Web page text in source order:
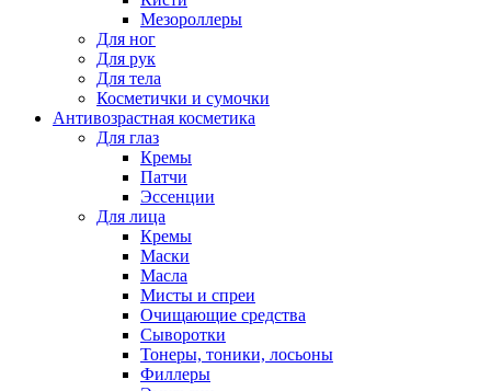
Мезороллеры
Для ног
Для рук
Для тела
Косметички и сумочки
Антивозрастная косметика
Для глаз
Кремы
Патчи
Эссенции
Для лица
Кремы
Маски
Масла
Мисты и спреи
Очищающие средства
Сыворотки
Тонеры, тоники, лосьоны
Филлеры